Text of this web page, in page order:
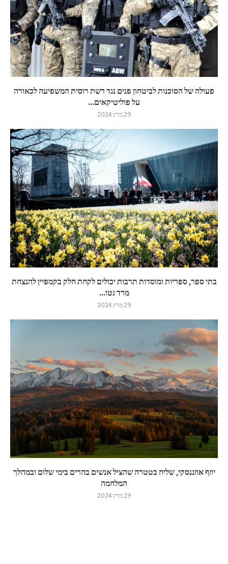
פעולה של הסוכנות לביטחון פנים נגד רשת רוסית המשפיעה לכאורה
על פוליטיקאים...
29 מרץ 2024
בתי ספר, ספריות ומוסדות תרבות יכולים לקחת חלק בקמפיין להנצחת
מרד גטו...
29 מרץ 2024
יוזף אוזננסקי, שליח בטטרה שהציל אנשים בהרים בימי שלום ובמהלך
המלחמה
29 מרץ 2024